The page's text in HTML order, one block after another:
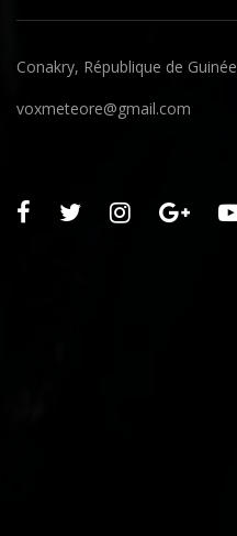
Conakry, République de Guinée
voxmeteore@gmail.com